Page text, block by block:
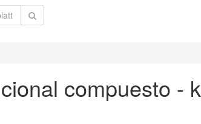
compuesto -